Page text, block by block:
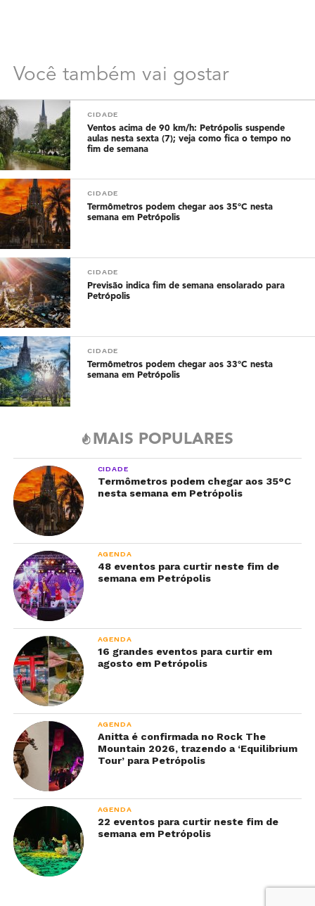
Você também vai gostar
CIDADE
Ventos acima de 90 km/h: Petrópolis suspende
aulas nesta sexta (7); veja como fica o tempo no
fim de semana
CIDADE
Termômetros podem chegar aos 35°C nesta
semana em Petrópolis
CIDADE
Previsão indica fim de semana ensolarado para
Petrópolis
CIDADE
Termômetros podem chegar aos 33°C nesta
semana em Petrópolis
MAIS POPULARES
CIDADE
Termômetros podem chegar aos 35°C
nesta semana em Petrópolis
AGENDA
48 eventos para curtir neste fim de
semana em Petrópolis
AGENDA
16 grandes eventos para curtir em
agosto em Petrópolis
AGENDA
Anitta é confirmada no Rock The
Mountain 2026, trazendo a ‘Equilibrium
Tour’ para Petrópolis
AGENDA
22 eventos para curtir neste fim de
semana em Petrópolis